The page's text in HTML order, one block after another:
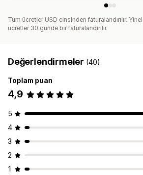
Tüm ücretler USD cinsinden faturalandırılır.
ücretler 30 günde bir faturalandırılır.
Değerlendirmeler (40)
Toplam puan
4,9
5
4
3
2
1